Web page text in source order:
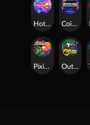
Coins of Fortune
Outsourced: Slash Game
Hot 4 Cash
Pixies vs Pirates